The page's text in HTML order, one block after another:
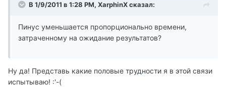
В 1/9/2011 в 1:28 PM, XarphinX сказал:
Пинус уменьшается пропорционально времени,
затраченному на ожидание результатов?
Ну да! Представь какие половые трудности я в этой связи
испытываю! :'-(